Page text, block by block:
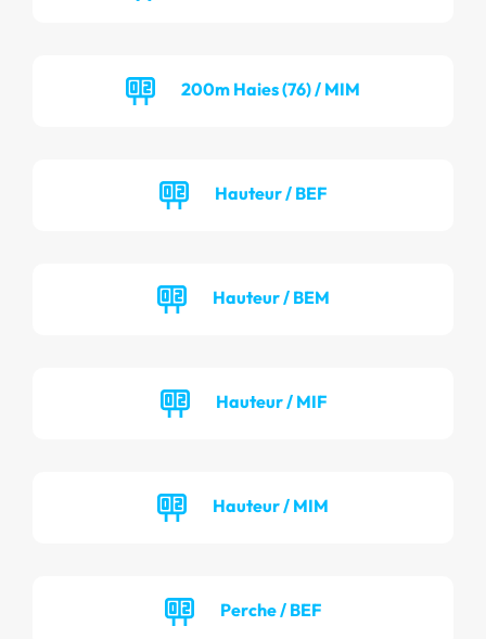
200m Haies (76) / MIM
Hauteur / BEF
Hauteur / BEM
Hauteur / MIF
Hauteur / MIM
Perche / BEF